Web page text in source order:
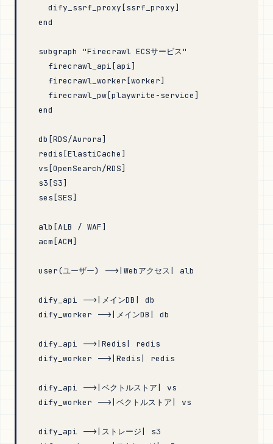
    dify_ssrf_proxy[ssrf_proxy]
  end
  subgraph "Firecrawl ECSサービス"
    firecrawl_api[api]
    firecrawl_worker[worker]
    firecrawl_pw[playwrite-service]
  end
  db[RDS/Aurora]
  redis[ElastiCache]
  vs[OpenSearch/RDS]
  s3[S3]
  ses[SES]
  alb[ALB / WAF]
  acm[ACM]
  user(ユーザー) -->|Webアクセス| alb
  dify_api -->|メインDB| db
  dify_worker -->|メインDB| db
  dify_api -->|Redis| redis
  dify_worker -->|Redis| redis
  dify_api -->|ベクトルストア| vs
  dify_worker -->|ベクトルストア| vs
  dify_api -->|ストレージ| s3